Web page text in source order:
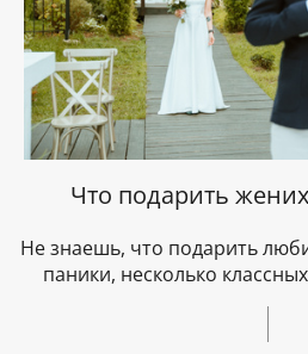
Что подарить
Не знаешь, что подарить
паники, несколько